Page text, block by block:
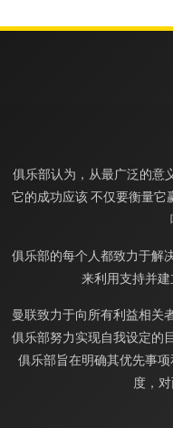
俱乐部认为，从最广泛的意
它的成功应该 不仅要衡量
俱乐部的每个人都致力于解
来利用支持并建
曼联致力于向所有利益相关
俱乐部努力实现自我设定的
俱乐部旨在明确其优先事
度，